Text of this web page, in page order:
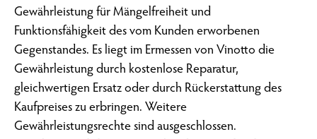
Gewährleistung für Mängelfreiheit und
Funktionsfähigkeit des vom Kunden erworbenen
Gegenstandes. Es liegt im Ermessen von Vinotto die
Gewährleistung durch kostenlose Reparatur,
gleichwertigen Ersatz oder durch Rückerstattung des
Kaufpreises zu erbringen. Weitere
Gewährleistungsrechte sind ausgeschlossen.